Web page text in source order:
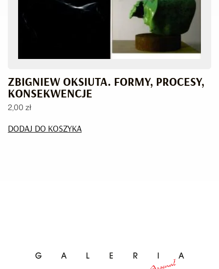
ZBIGNIEW OKSIUTA. FORMY, PROCESY,
KONSEKWENCJE
2,00 zł
DODAJ DO KOSZYKA